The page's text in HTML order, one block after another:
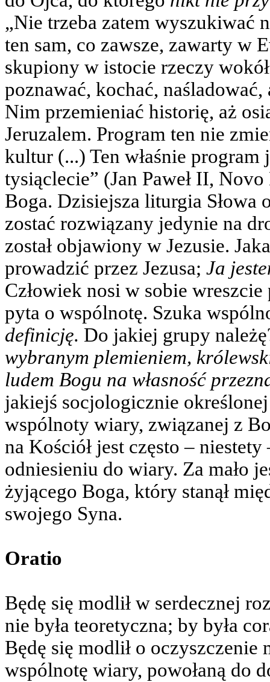
„Nie trzeba zatem wyszukiwać
ten sam, co zawsze, zawarty w
skupiony w istocie rzeczy
poznawać, kochać,
Nim przemieniać historię, aż
Jeruzalem. Program ten nie
kultur (...) Ten właśnie
tysiąclecie” (Jan Paweł II,
Boga. Dzisiejsza liturgia Słowa
zostać rozwiązany jedynie na
został objawiony w Jezusie.
prowadzić przez Jezusa; Ja
Człowiek nosi w sobie
pyta o wspólnotę. Szuka
definicję. Do jakiej grupy
wybranym plemieniem,
ludem Bogu na własność
jakiejś socjologicznie
wspólnoty wiary, związanej z
na Kościół jest często –
odniesieniu do wiary. Za mało
żyjącego Boga, który stanął
swojego Syna.
Oratio
Będę się modlił w serdecznej
nie była teoretyczna; by była
Będę się modlił o oczyszczenie
wspólnotę wiary, powołaną do